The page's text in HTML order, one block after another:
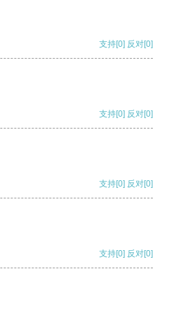
支持[0] 反对[0]
支持[0] 反对[0]
支持[0] 反对[0]
支持[0] 反对[0]